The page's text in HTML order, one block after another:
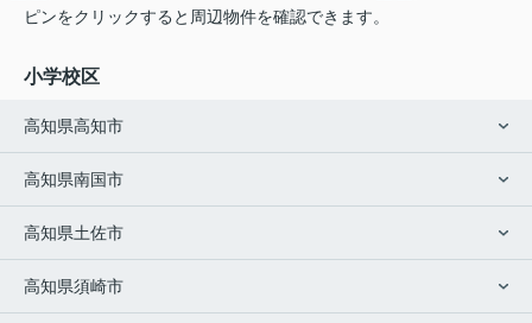
ピンをクリックすると周辺物件を確認できます。
小学校区
高知県高知市
高知県南国市
高知県土佐市
高知県須崎市